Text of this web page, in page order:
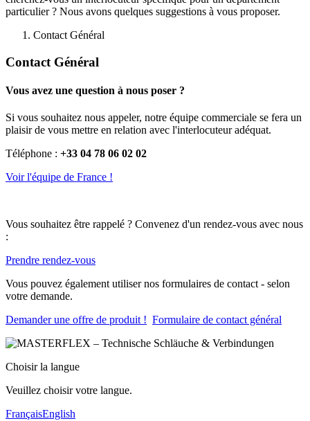
particulier ? Nous avons quelques suggestions à vous proposer.
Contact Général
Contact Général
Vous avez une question à nous poser ?
Si vous souhaitez nous appeler, notre équipe commerciale se fera un
plaisir de vous mettre en relation avec l'interlocuteur adéquat.
Téléphone : +33 04 78 06 02 02
Voir l'équipe de France !
Vous souhaitez être rappelé ? Convenez d'un rendez-vous avec nous
:
Prendre rendez-vous
Vous pouvez également utiliser nos formulaires de contact - selon
votre demande.
Demander une offre de produit ! Formulaire de contact général
Choisir la langue
Veuillez choisir votre langue.
FrançaisEnglish